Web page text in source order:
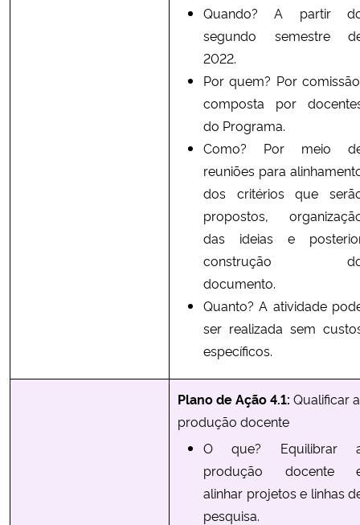
Quando? A partir
segundo semestre
2022.
Por quem? Por
composta por
do Programa.
Como? Por meio
reuniões para
dos critérios que
propostos,
das ideias e
construção
documento.
Quanto? A atividade
ser realizada sem
específicos.
Plano de Ação 4.1: Qualificar a
produção docente
O que? Equilibrar
produção docente
alinhar projetos e linhas
pesquisa.